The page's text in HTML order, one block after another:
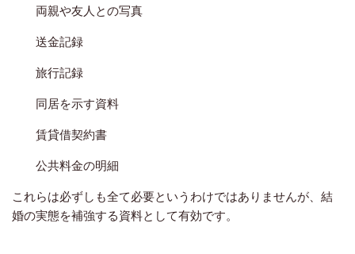
両親や友人との写真
送金記録
旅行記録
同居を示す資料
賃貸借契約書
公共料金の明細
これらは必ずしも全て必要というわけではありませんが、結
婚の実態を補強する資料として有効です。